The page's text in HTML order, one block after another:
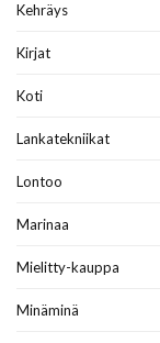
Kehräys
Kirjat
Koti
Lankatekniikat
Lontoo
Marinaa
Mielitty-kauppa
Minäminä